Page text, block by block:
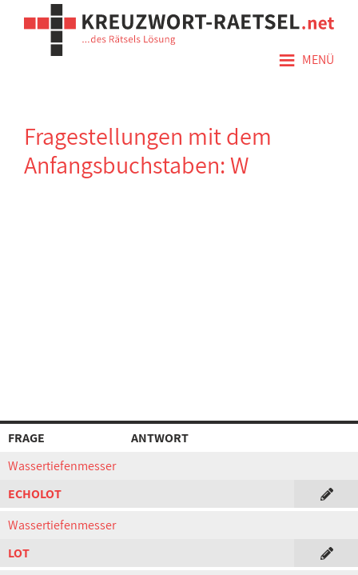
≡ MENÜ
Fragestellungen mit dem
Anfangsbuchstaben: W
FRAGE
ANTWORT
Wassertiefenmesser
ECHOLOT
Wassertiefenmesser
LOT